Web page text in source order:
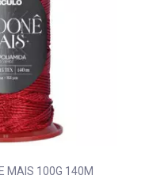
MAIS 100G 140M